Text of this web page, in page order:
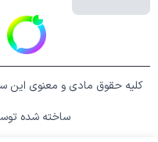
کلیه حقوق مادی و معنوی
ساخته شده